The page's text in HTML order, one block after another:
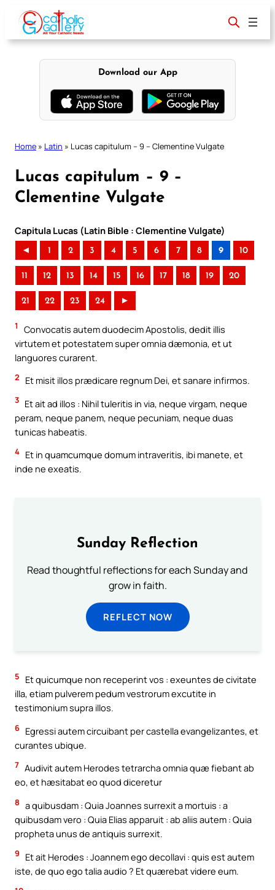
content
Download our App
Home » Latin » Lucas capitulum – 9 – Clementine Vulgate
Lucas capitulum – 9 –
Clementine Vulgate
Capitula Lucas (Latin Bible : Clementine Vulgate)
◄ 1 2 3 4 5 6 7 8 9 10
11 12 13 14 15 16 17 18 19 20
21 22 23 24 ►
1
Convocatis autem duodecim Apostolis, dedit illis
virtutem et potestatem super omnia dæmonia, et ut
languores curarent.
2 Et misit illos prædicare regnum Dei, et sanare infirmos.
3 Et ait ad illos : Nihil tuleritis in via, neque virgam, neque
peram, neque panem, neque pecuniam, neque duas
tunicas habeatis.
4 Et in quamcumque domum intraveritis, ibi manete, et
inde ne exeatis.
Sunday Reflection
Read thoughtful reflections for each Sunday and
grow in faith.
REFLECT NOW
5
Et quicumque non receperint vos : exeuntes de civitate
illa, etiam pulverem pedum vestrorum excutite in
testimonium supra illos.
6 Egressi autem circuibant per castella evangelizantes, et
curantes ubique.
7 Audivit autem Herodes tetrarcha omnia quæ fiebant ab
eo, et hæsitabat eo quod diceretur
8 a quibusdam : Quia Joannes surrexit a mortuis : a
quibusdam vero : Quia Elias apparuit : ab aliis autem : Quia
propheta unus de antiquis surrexit.
9
Et ait Herodes : Joannem ego decollavi : quis est autem
iste, de quo ego talia audio ? Et quærebat videre eum.